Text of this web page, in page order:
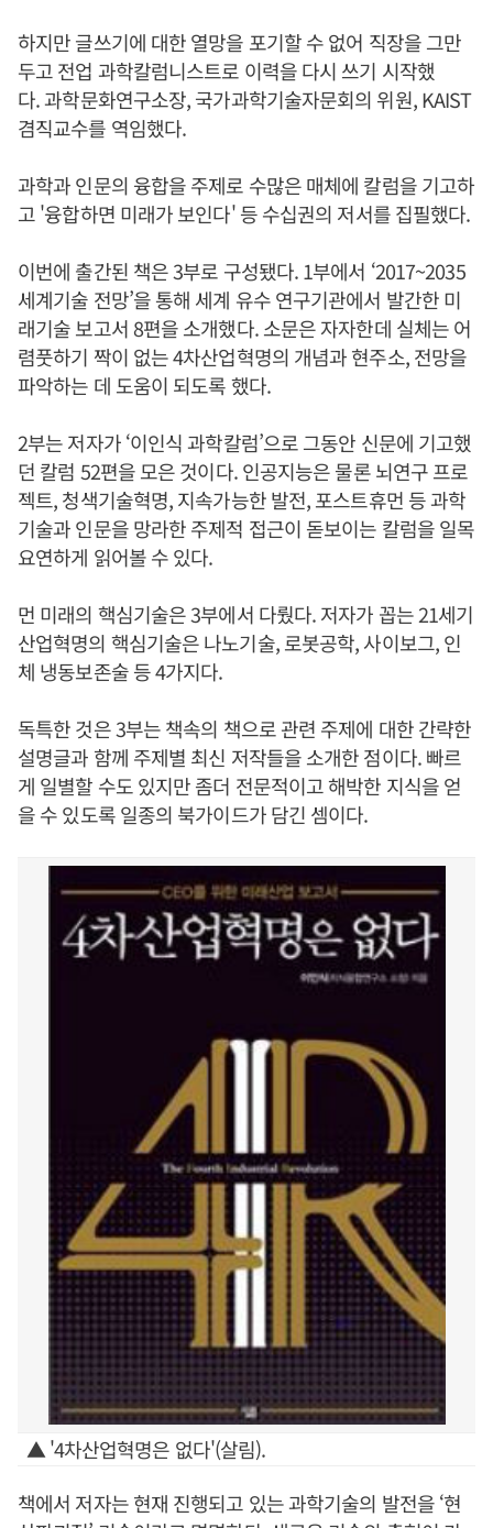
하지만 글쓰기에 대한 열망을 포기할 수 없어 직장을 그만
두고 전업 과학칼럼니스트로 이력을 다시 쓰기 시작했
다. 과학문화연구소장, 국가과학기술자문회의 위원, KAIST
겸직교수를 역임했다.
과학과 인문의 융합을 주제로 수많은 매체에 칼럼을 기고하
고 '융합하면 미래가 보인다' 등 수십권의 저서를 집필했다.
이번에 출간된 책은 3부로 구성됐다. 1부에서 ‘2017~2035
세계기술 전망’을 통해 세계 유수 연구기관에서 발간한 미
래기술 보고서 8편을 소개했다. 소문은 자자한데 실체는 어
렴풋하기 짝이 없는 4차산업혁명의 개념과 현주소, 전망을
파악하는 데 도움이 되도록 했다.
2부는 저자가 ‘이인식 과학칼럼’으로 그동안 신문에 기고했
던 칼럼 52편을 모은 것이다. 인공지능은 물론 뇌연구 프로
젝트, 청색기술혁명, 지속가능한 발전, 포스트휴먼 등 과학
기술과 인문을 망라한 주제적 접근이 돋보이는 칼럼을 일목
요연하게 읽어볼 수 있다.
먼 미래의 핵심기술은 3부에서 다뤘다. 저자가 꼽는 21세기
산업혁명의 핵심기술은 나노기술, 로봇공학, 사이보그, 인
체 냉동보존술 등 4가지다.
독특한 것은 3부는 책속의 책으로 관련 주제에 대한 간략한
설명글과 함께 주제별 최신 저작들을 소개한 점이다. 빠르
게 일별할 수도 있지만 좀더 전문적이고 해박한 지식을 얻
을 수 있도록 일종의 북가이드가 담긴 셈이다.
▲ '4차산업혁명은 없다'(살림).
책에서 저자는 현재 진행되고 있는 과학기술의 발전을 ‘현